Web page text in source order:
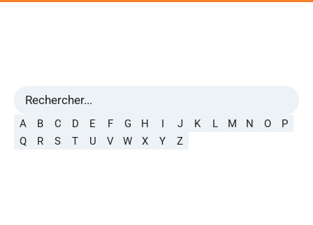
A B C D E F G H I J K L M N O
P
Q
R S T U V W X Y Z